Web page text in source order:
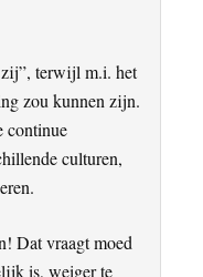
terwijl m.i. het
zou kunnen zijn.
continue
culturen,
Dat vraagt moed
is, weiger te